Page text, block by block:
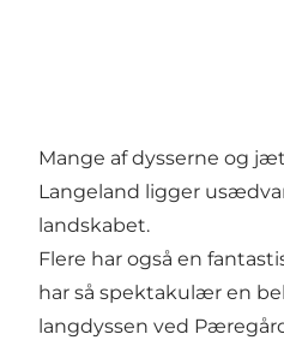
Mange af dysserne og
Langeland ligger
landskabet.
Flere har også en
har så spektakulær en
langdyssen ved